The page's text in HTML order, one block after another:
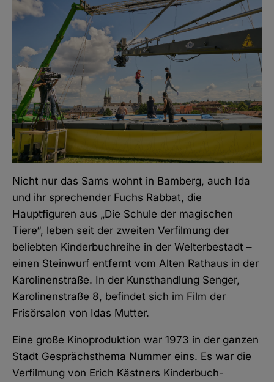
Nicht nur das Sams wohnt in Bamberg, auch Ida
und ihr sprechender Fuchs Rabbat, die
Hauptfiguren aus „Die Schule der magischen
Tiere“, leben seit der zweiten Verfilmung der
beliebten Kinderbuchreihe in der Welterbestadt –
einen Steinwurf entfernt vom Alten Rathaus in der
Karolinenstraße. In der Kunsthandlung Senger,
Karolinenstraße 8, befindet sich im Film der
Frisörsalon von Idas Mutter.
Eine große Kinoproduktion war 1973 in der ganzen
Stadt Gesprächsthema Nummer eins. Es war die
Verfilmung von Erich Kästners Kinderbuch-